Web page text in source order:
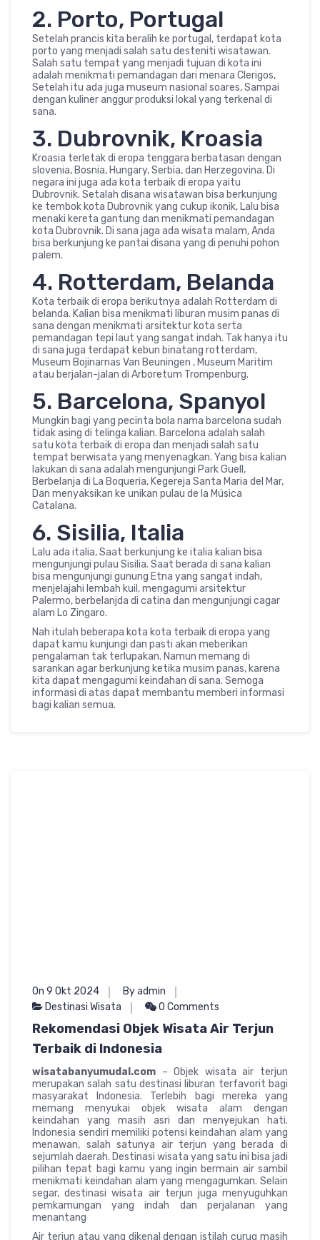
2. Porto, Portugal
Setelah prancis kita beralih ke portugal, terdapat kota
porto yang menjadi salah satu desteniti wisatawan.
Salah satu tempat yang menjadi tujuan di kota ini
adalah menikmati pemandagan dari menara Clerigos,
Setelah itu ada juga museum nasional soares, Sampai
dengan kuliner anggur produksi lokal yang terkenal di
sana.
3. Dubrovnik, Kroasia
Kroasia terletak di eropa tenggara berbatasan dengan
slovenia, Bosnia, Hungary, Serbia, dan Herzegovina. Di
negara ini juga ada kota terbaik di eropa yaitu
Dubrovnik. Setalah disana wisatawan bisa berkunjung
ke tembok kota Dubrovnik yang cukup ikonik, Lalu bisa
menaki kereta gantung dan menikmati pemandagan
kota Dubrovnik. Di sana jaga ada wisata malam, Anda
bisa berkunjung ke pantai disana yang di penuhi pohon
palem.
4. Rotterdam, Belanda
Kota terbaik di eropa berikutnya adalah Rotterdam di
belanda. Kalian bisa menikmati liburan musim panas di
sana dengan menikmati arsitektur kota serta
pemandagan tepi laut yang sangat indah. Tak hanya itu
di sana juga terdapat kebun binatang rotterdam,
Museum Bojinarnas Van Beuningen , Museum Maritim
atau berjalan-jalan di Arboretum Trompenburg.
5. Barcelona, Spanyol
Mungkin bagi yang pecinta bola nama barcelona sudah
tidak asing di telinga kalian. Barcelona adalah salah
satu kota terbaik di eropa dan menjadi salah satu
tempat berwisata yang menyenagkan. Yang bisa kalian
lakukan di sana adalah mengunjungi Park Guell,
Berbelanja di La Boqueria, Kegereja Santa Maria del Mar,
Dan menyaksikan ke unikan pulau de la Música
Catalana.
6. Sisilia, Italia
Lalu ada italia, Saat berkunjung ke italia kalian bisa
mengunjungi pulau Sisilia. Saat berada di sana kalian
bisa mengunjungi gunung Etna yang sangat indah,
menjelajahi lembah kuil, mengagumi arsitektur
Palermo, berbelanjda di catina dan mengunjungi cagar
alam Lo Zingaro.
Nah itulah beberapa kota kota terbaik di eropa yang
dapat kamu kunjungi dan pasti akan meberikan
pengalaman tak terlupakan. Namun memang di
sarankan agar berkunjung ketika musim panas, karena
kita dapat mengagumi keindahan di sana. Semoga
informasi di atas dapat membantu memberi informasi
bagi kalian semua.
On 9 Okt 2024
By admin
Destinasi Wisata
0 Comments
Rekomendasi Objek Wisata Air Terjun
Terbaik di Indonesia
wisatabanyumudal.com – Objek wisata air terjun
merupakan salah satu destinasi liburan terfavorit bagi
masyarakat Indonesia. Terlebih bagi mereka yang
memang menyukai objek wisata alam dengan
keindahan yang masih asri dan menyejukan hati.
Indonesia sendiri memiliki potensi keindahan alam yang
menawan, salah satunya air terjun yang berada di
sejumlah daerah. Destinasi wisata yang satu ini bisa jadi
pilihan tepat bagi kamu yang ingin bermain air sambil
menikmati keindahan alam yang mengagumkan. Selain
segar, destinasi wisata air terjun juga menyuguhkan
pemkamungan yang indah dan perjalanan yang
menantang
Air terjun atau yang dikenal dengan istilah curug masih